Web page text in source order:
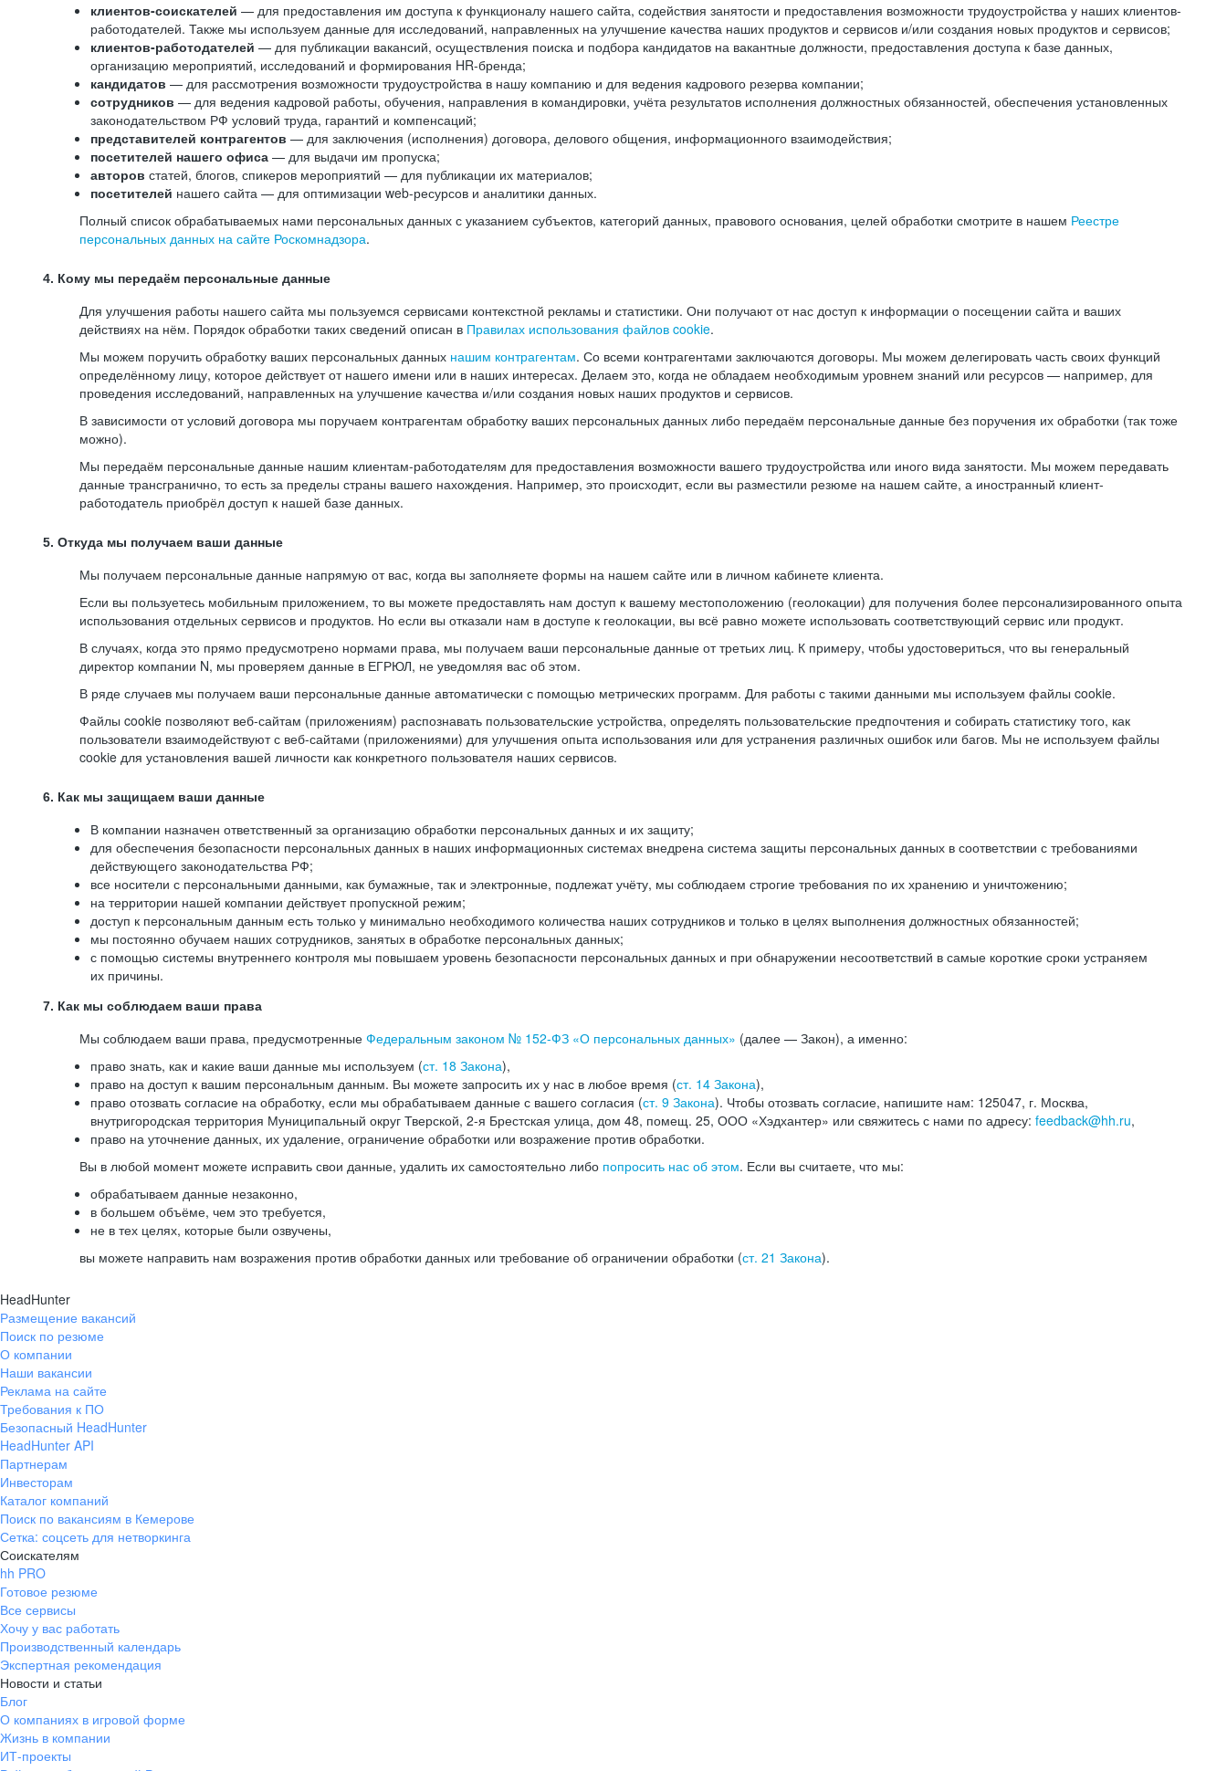
клиентов-соискателей — для предоставления им доступа к функционалу нашего сайта, содействия занятости и предоставления возможности трудоустройства у наших клиентов-
работодателей. Также мы используем данные для исследований, направленных на улучшение качества наших продуктов и сервисов и/или создания новых продуктов и сервисов;
клиентов-работодателей — для публикации вакансий, осуществления поиска и подбора кандидатов на вакантные должности, предоставления доступа к базе данных,
организацию мероприятий, исследований и формирования HR-бренда;
кандидатов — для рассмотрения возможности трудоустройства в нашу компанию и для ведения кадрового резерва компании;
сотрудников — для ведения кадровой работы, обучения, направления в командировки, учёта результатов исполнения должностных обязанностей, обеспечения установленных
законодательством РФ условий труда, гарантий и компенсаций;
представителей контрагентов — для заключения (исполнения) договора, делового общения, информационного взаимодействия;
посетителей нашего офиса — для выдачи им пропуска;
авторов статей, блогов, спикеров мероприятий — для публикации их материалов;
посетителей нашего сайта — для оптимизации web-ресурсов и аналитики данных.
Полный список обрабатываемых нами персональных данных с указанием субъектов, категорий данных, правового основания, целей обработки смотрите в нашем Реестре
персональных данных на сайте Роскомнадзора.
4. Кому мы передаём персональные данные
Для улучшения работы нашего сайта мы пользуемся сервисами контекстной рекламы и статистики. Они получают от нас доступ к информации о посещении сайта и ваших
действиях на нём. Порядок обработки таких сведений описан в Правилах использования файлов cookie.
Мы можем поручить обработку ваших персональных данных нашим контрагентам. Со всеми контрагентами заключаются договоры. Мы можем делегировать часть своих функций
определённому лицу, которое действует от нашего имени или в наших интересах. Делаем это, когда не обладаем необходимым уровнем знаний или ресурсов — например, для
проведения исследований, направленных на улучшение качества и/или создания новых наших продуктов и сервисов.
В зависимости от условий договора мы поручаем контрагентам обработку ваших персональных данных либо передаём персональные данные без поручения их обработки (так тоже
можно).
Мы передаём персональные данные нашим клиентам-работодателям для предоставления возможности вашего трудоустройства или иного вида занятости. Мы можем передавать
данные трансгранично, то есть за пределы страны вашего нахождения. Например, это происходит, если вы разместили резюме на нашем сайте, а иностранный клиент-
работодатель приобрёл доступ к нашей базе данных.
5. Откуда мы получаем ваши данные
Мы получаем персональные данные напрямую от вас, когда вы заполняете формы на нашем сайте или в личном кабинете клиента.
Если вы пользуетесь мобильным приложением, то вы можете предоставлять нам доступ к вашему местоположению (геолокации) для получения более персонализированного опыта
использования отдельных сервисов и продуктов. Но если вы отказали нам в доступе к геолокации, вы всё равно можете использовать соответствующий сервис или продукт.
В случаях, когда это прямо предусмотрено нормами права, мы получаем ваши персональные данные от третьих лиц. К примеру, чтобы удостовериться, что вы генеральный
директор компании N, мы проверяем данные в ЕГРЮЛ, не уведомляя вас об этом.
В ряде случаев мы получаем ваши персональные данные автоматически с помощью метрических программ. Для работы с такими данными мы используем файлы cookie.
Файлы cookie позволяют веб-сайтам (приложениям) распознавать пользовательские устройства, определять пользовательские предпочтения и собирать статистику того, как
пользователи взаимодействуют с веб-сайтами (приложениями) для улучшения опыта использования или для устранения различных ошибок или багов. Мы не используем файлы
cookie для установления вашей личности как конкретного пользователя наших сервисов.
6. Как мы защищаем ваши данные
В компании назначен ответственный за организацию обработки персональных данных и их защиту;
для обеспечения безопасности персональных данных в наших информационных системах внедрена система защиты персональных данных в соответствии с требованиями
действующего законодательства РФ;
все носители с персональными данными, как бумажные, так и электронные, подлежат учёту, мы соблюдаем строгие требования по их хранению и уничтожению;
на территории нашей компании действует пропускной режим;
доступ к персональным данным есть только у минимально необходимого количества наших сотрудников и только в целях выполнения должностных обязанностей;
мы постоянно обучаем наших сотрудников, занятых в обработке персональных данных;
с помощью системы внутреннего контроля мы повышаем уровень безопасности персональных данных и при обнаружении несоответствий в самые короткие сроки устраняем
их причины.
7. Как мы соблюдаем ваши права
Мы соблюдаем ваши права, предусмотренные Федеральным законом № 152-ФЗ «О персональных данных» (далее — Закон), а именно:
право знать, как и какие ваши данные мы используем (ст. 18 Закона),
право на доступ к вашим персональным данным. Вы можете запросить их у нас в любое время (ст. 14 Закона),
право отозвать согласие на обработку, если мы обрабатываем данные с вашего согласия (ст. 9 Закона). Чтобы отозвать согласие, напишите нам: 125047, г. Москва,
внутригородская территория Муниципальный округ Тверской, 2-я Брестская улица, дом 48, помещ. 25, ООО «Хэдхантер» или свяжитесь с нами по адресу: feedback@hh.ru,
право на уточнение данных, их удаление, ограничение обработки или возражение против обработки.
Вы в любой момент можете исправить свои данные, удалить их самостоятельно либо попросить нас об этом. Если вы считаете, что мы:
обрабатываем данные незаконно,
в большем объёме, чем это требуется,
не в тех целях, которые были озвучены,
вы можете направить нам возражения против обработки данных или требование об ограничении обработки (ст. 21 Закона).
HeadHunter
Размещение вакансий
Поиск по резюме
О компании
Наши вакансии
Реклама на сайте
Требования к ПО
Безопасный HeadHunter
HeadHunter API
Партнерам
Инвесторам
Каталог компаний
Поиск по вакансиям в Кемерове
Сетка: соцсеть для нетворкинга
Соискателям
hh PRO
Готовое резюме
Все сервисы
Хочу у вас работать
Производственный календарь
Экспертная рекомендация
Новости и статьи
Блог
О компаниях в игровой форме
Жизнь в компании
ИТ-проекты